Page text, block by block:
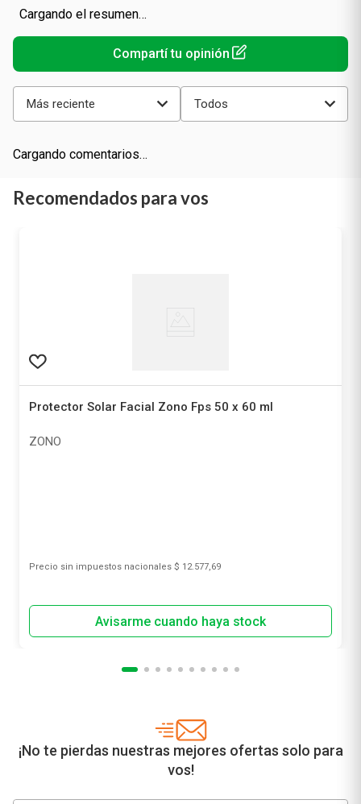
Cargando el resumen…
Más reciente Todos
Cargando comentarios…
Recomendados para vos
Protector Solar Facial Zono Fps 50 x 60 ml
ZONO
Precio sin impuestos nacionales $ 12.577,69
¡No te pierdas nuestras mejores ofertas solo para
vos!